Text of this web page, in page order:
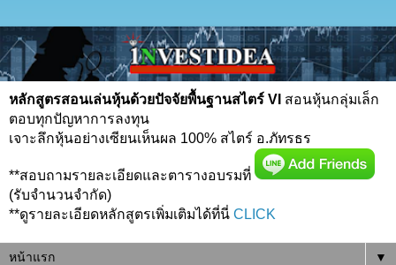
หลักสูตรสอนเล่นหุ้นด้วยปัจจัยพื้นฐานสไตร์ VI สอนหุ้นกลุ่มเล็ก
ตอบทุกปัญหาการลงทุน
เจาะลึกหุ้นอย่างเซียนเห็นผล 100% สไตร์ อ.ภัทรธร
**สอบถามรายละเอียดและตารางอบรมที่
(รับจำนวนจำกัด)
**ดูรายละเอียดหลักสูตรเพิ่มเติมได้ที่นี่ CLICK
▼